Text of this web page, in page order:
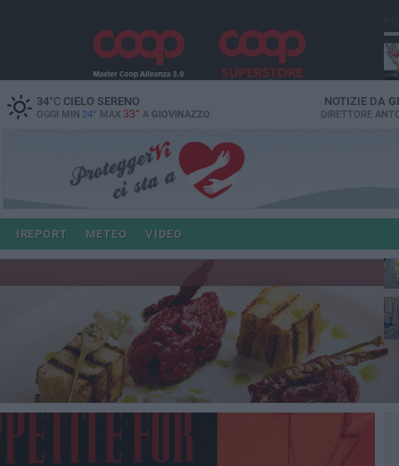
34°CCIELO SERENO
OGGI MIN 24° MAX 33° A GIOVINAZZO
NOTIZIE DA
DIRETTORE
IREPORT METEO VIDEO
4